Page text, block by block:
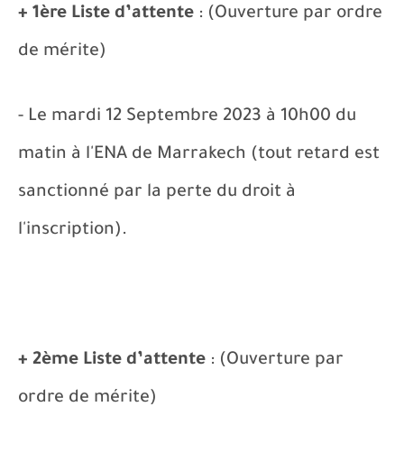
+ 1ère Liste d’attente : (Ouverture par ordre
de mérite)
- Le mardi 12 Septembre 2023 à 10h00 du
matin à l'ENA de Marrakech (tout retard est
sanctionné par la perte du droit à
l'inscription).
+ 2ème Liste d’attente : (Ouverture par
ordre de mérite)